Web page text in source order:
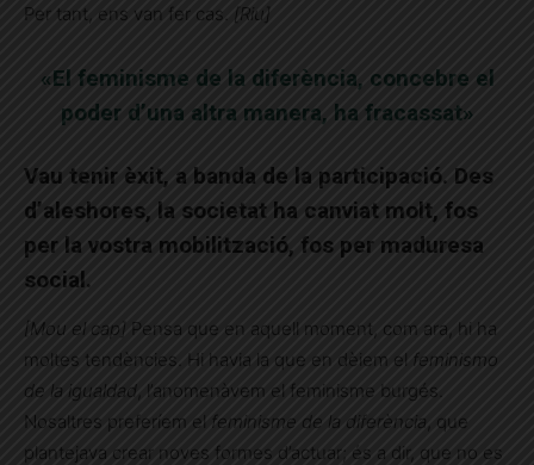
Per tant, ens van fer cas. [Riu]
«El feminisme de la diferència, concebre el
poder d’una altra manera, ha fracassat»
Vau tenir èxit, a banda de la participació. Des
d’aleshores, la societat ha canviat molt, fos
per la vostra mobilització, fos per maduresa
social.
[Mou el cap] Pensa que en aquell moment, com ara, hi ha
moltes tendències. Hi havia la que en dèiem el feminismo
de la igualdad, l’anomenàvem el feminisme burgés.
Nosaltres preferíem el feminisme de la diferència, que
plantejava crear noves formes d’actuar; és a dir, que no es